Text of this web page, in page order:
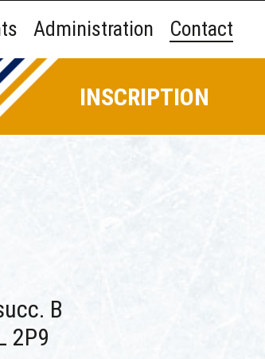
Administration Contact
INSCRIPTION
B
2P9